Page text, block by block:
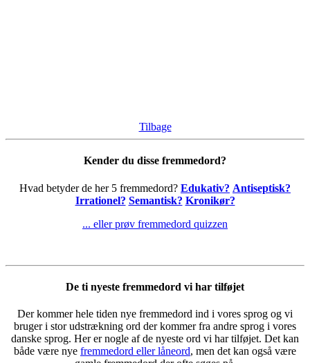
Tilbage
Kender du disse fremmedord?
Hvad betyder de her 5 fremmedord? Edukativ? Antiseptisk?
Irrationel? Semantisk? Kronikør?
... eller prøv fremmedord quizzen
De ti nyeste fremmedord vi har tilføjet
Der kommer hele tiden nye fremmedord ind i vores sprog og vi
bruger i stor udstrækning ord der kommer fra andre sprog i vores
danske sprog. Her er nogle af de nyeste ord vi har tilføjet. Det kan
både være nye fremmedord eller låneord, men det kan også være